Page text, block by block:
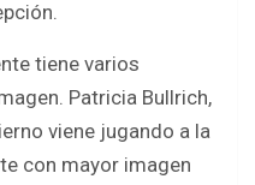
tiene varios
Patricia Bullrich,
viene jugando a la
con mayor imagen